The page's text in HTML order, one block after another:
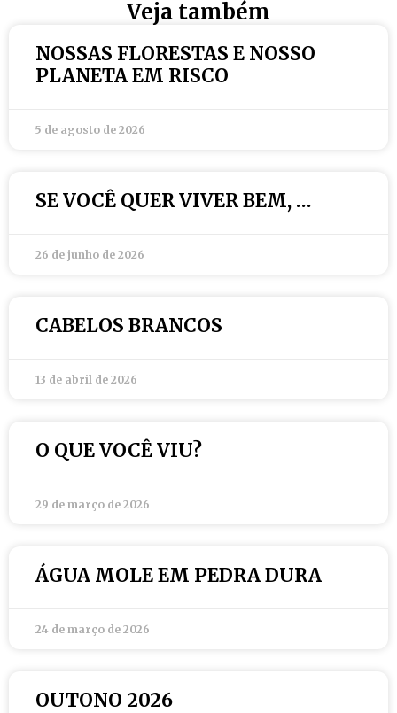
Veja também
NOSSAS FLORESTAS E NOSSO
PLANETA EM RISCO
5 de agosto de 2026
SE VOCÊ QUER VIVER BEM, …
26 de junho de 2026
CABELOS BRANCOS
13 de abril de 2026
O QUE VOCÊ VIU?
29 de março de 2026
ÁGUA MOLE EM PEDRA DURA
24 de março de 2026
OUTONO 2026